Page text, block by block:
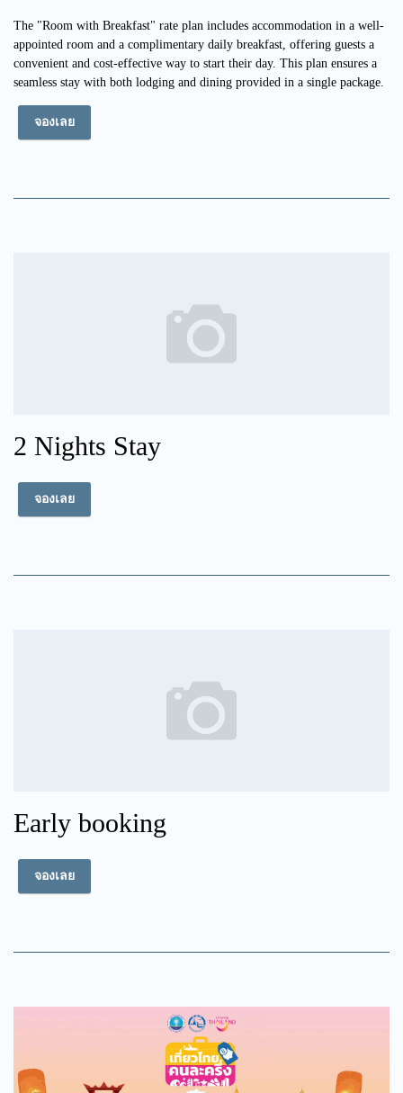
The "Room with Breakfast" rate plan includes accommodation in a well-
appointed room and a complimentary daily breakfast, offering guests a
convenient and cost-effective way to start their day. This plan ensures a
seamless stay with both lodging and dining provided in a single package.
จองเลย
2 Nights Stay
จองเลย
Early booking
จองเลย